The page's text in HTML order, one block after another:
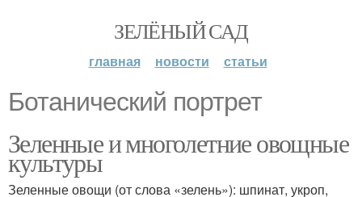
ЗЕЛЁНЫЙ САД
главная новости статьи
Ботанический портрет
Зеленные и многолетние овощные
культуры
Зеленные овощи (от слова «зелень»): шпинат, укроп,